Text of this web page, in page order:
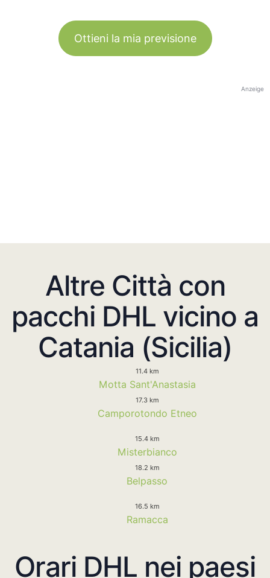
Ottieni la mia previsione
Anzeige
Altre Città con
pacchi DHL vicino a
Catania (Sicilia)
11.4 km
Motta Sant'Anastasia
17.3 km
Camporotondo Etneo
15.4 km
Misterbianco
18.2 km
Belpasso
16.5 km
Ramacca
Orari DHL nei paesi